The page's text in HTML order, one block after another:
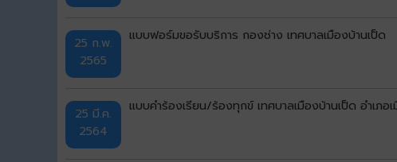
25 ก.พ.
2565
แบบฟอร์มขอรับบริการ กองช่าง เทศบาลเมืองบ้านเป็ด
25 มี.ค.
2564
แบบคำร้องเรียน/ร้องทุกข์ เทศบาลเมืองบ้านเป็ด อำเภ